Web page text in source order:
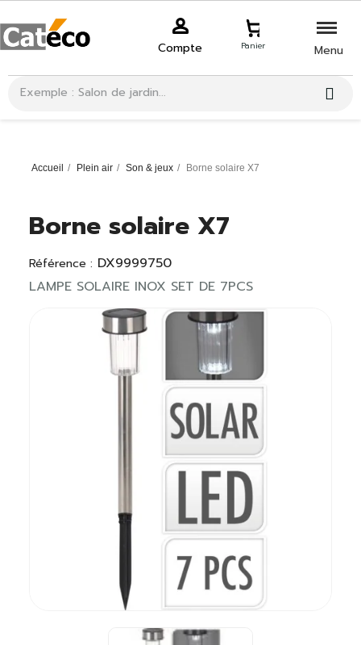
Compte Panier Menu
Accueil Plein air Son & jeux Borne solaire X7
Borne solaire X7
Référence : DX9999750
LAMPE SOLAIRE INOX SET DE 7PCS